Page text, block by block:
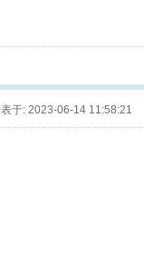
于: 2023-06-14 11:58:21